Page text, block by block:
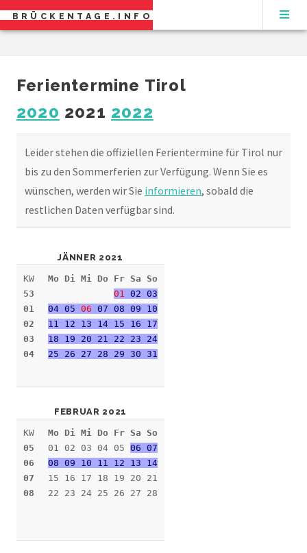
BRÜCKENTAGE.INFO
Ferientermine Tirol
2020 2021 2022
Leider stehen die offiziellen Ferientermine für Tirol nur
bis zu den Sommerferien zur Verfügung. Wenn Sie es
wünschen, werden wir Sie informieren, sobald die
restlichen Daten verfügbar sind.
JÄNNER 2021
KW
53
01
02
03
04
Mo Di Mi Do Fr Sa So
01 02 03
04 05 06 07 08 09 10
11 12 13 14 15 16 17
18 19 20 21 22 23 24
25 26 27 28 29 30 31
FEBRUAR 2021
KW
05
06
07
08
Mo Di Mi Do Fr Sa So
01 02 03 04 05 06 07
08 09 10 11 12 13 14
15 16 17 18 19 20 21
22 23 24 25 26 27 28